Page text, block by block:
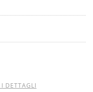
I DETTAGLI